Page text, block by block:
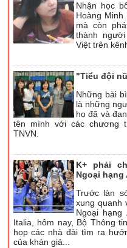
Nhận học
Hoàng
mà còn
thành
Việt trên
"Tiểu đội
Những bài
là những
họ đã và
tên mình với các chương
TNVN.
K+ phải
Ngoại hạng
Trước làn
xung quanh
Ngoại
Italia, hôm nay, Bộ Thông
họp các nhà đài tìm ra
của khán giả...